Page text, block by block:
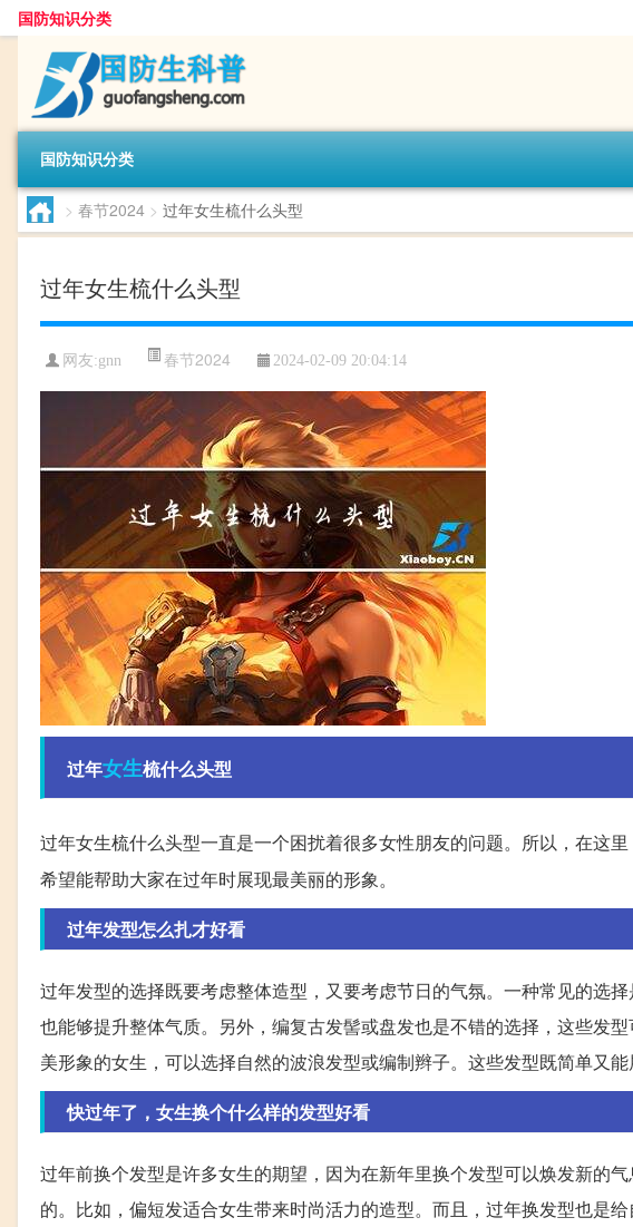
国防知识分类
国防知识分类
> 春节2024 > 过年女生梳什么头型
过年女生梳什么头型
网友:gnn 春节2024 2024-02-09 20:04:14
过年女生梳什么头型
过年女生梳什么头型一直是一个困扰着很多女性朋友的问题。所以，在这
希望能帮助大家在过年时展现最美丽的形象。
过年发型怎么扎才好看
过年发型的选择既要考虑整体造型，又要考虑节日的气氛。一种常见的选
也能够提升整体气质。另外，编复古发髻或盘发也是不错的选择，这些发
美形象的女生，可以选择自然的波浪发型或编制辫子。这些发型既简单又能
快过年了，女生换个什么样的发型好看
过年前换个发型是许多女生的期望，因为在新年里换个发型可以焕发新的
的。比如，偏短发适合女生带来时尚活力的造型。而且，过年换发型也是